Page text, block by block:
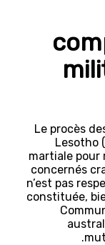
Le procès
Lesotho
martiale pour
concernés
n’est pas
constituée,